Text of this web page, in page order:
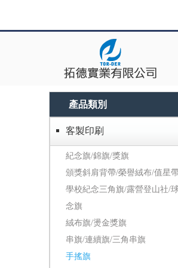
產品類別
客製印刷
紀念旗/錦旗/獎旗
頒獎斜肩背帶/榮譽絨布/值星
學校紀念三角旗/露營登山社/
念旗
絨布旗/燙金獎旗
串旗/連續旗/三角串旗
手搖旗